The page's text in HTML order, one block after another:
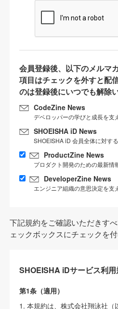
会員登録後、以下のメルマ
項目はチェックを外すと配
のは登録後にいつでも解除
CodeZine News
デベロッパーの学びと成長を支
SHOEISHA iD News
SHOEISHA iD 会員全体に対す
ProductZine News
プロダクト開発のための最新情
DeveloperZine News
エンジニア組織の意思決定を支
下記規約をご確認いただきす
ェックボックスにチェックを
SHOEISHA iDサービス利
第1条（適用）
1. 本規約は、株式会社翔泳社（